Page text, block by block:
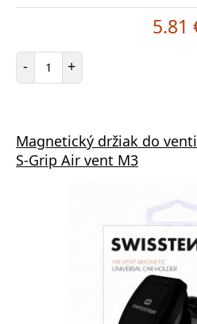
5.81
- Počet položiek
+
Magnetický držiak do
S-Grip Air vent M3